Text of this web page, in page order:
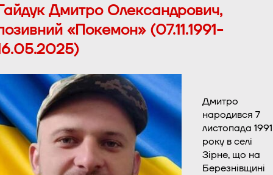
Дмитро Олександрович,
«Покемон» (07.11.1991-
Дмитро
народився 7
листопада 1991
року в селі
Зірне, що на
Березнівщині